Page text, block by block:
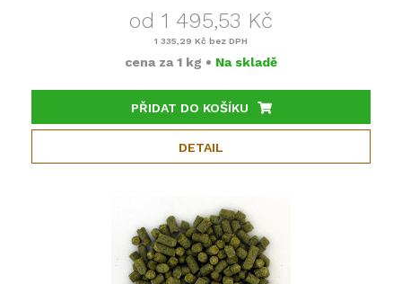
od 1 495,53 Kč
1 335,29 Kč bez DPH
cena za 1 kg • Na skladě
PŘIDAT DO KOŠÍKU
DETAIL